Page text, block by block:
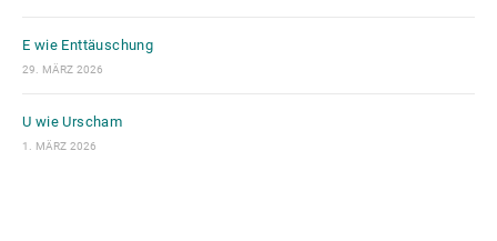
E wie Enttäuschung
29. MÄRZ 2026
U wie Urscham
1. MÄRZ 2026